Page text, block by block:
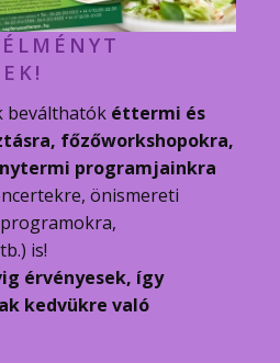
beválthatók éttermi és
főzőworkshopokra,
programjainkra
önismereti
is!
érvényesek, így
kedvükre való